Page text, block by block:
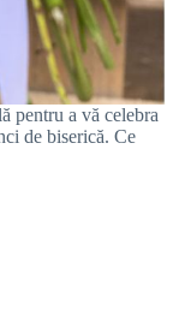
pentru a vă celebra
de biserică. Ce